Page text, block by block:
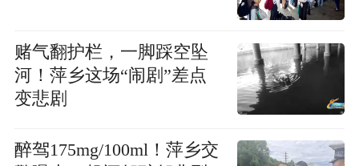
赌气翻护栏，一脚踩空坠
河！萍乡这场“闹剧”差点
变悲剧
醉驾175mg/100ml！萍乡交